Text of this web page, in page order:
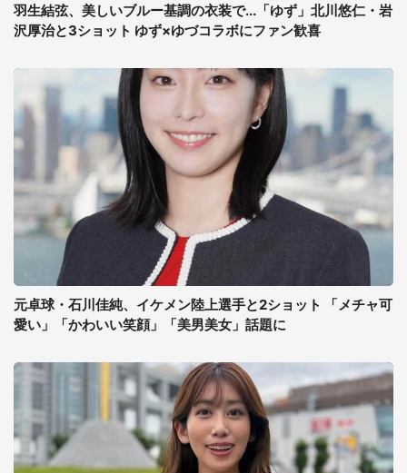
羽生結弦、美しいブルー基調の衣装で...「ゆず」北川悠仁・岩
沢厚治と3ショット ゆず×ゆづコラボにファン歓喜
元卓球・石川佳純、イケメン陸上選手と2ショット 「メチャ可
愛い」「かわいい笑顔」「美男美女」話題に